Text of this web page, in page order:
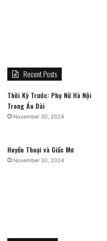
Recent Posts
Thời Kỳ Trước: Phụ Nữ Hà Nội
Trong Áo Dài
November 30, 2024
Huyền Thoại và Giấc Mơ
November 30, 2024